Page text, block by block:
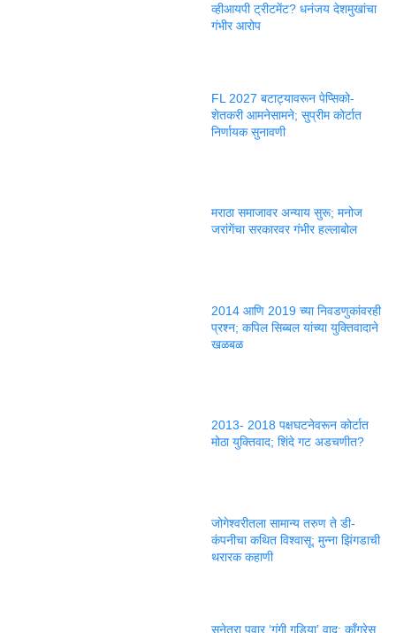
व्हीआयपी ट्रीटमेंट? धनंजय देशमुखांचा
गंभीर आरोप
FL 2027 बटाट्यावरून पेप्सिको-
शेतकरी आमनेसामने; सुप्रीम कोर्टात
निर्णायक सुनावणी
मराठा समाजावर अन्याय सुरू; मनोज
जरांगेंचा सरकारवर गंभीर हल्लाबोल
2014 आणि 2019 च्या निवडणुकांवरही
प्रश्न; कपिल सिब्बल यांच्या युक्तिवादाने
खळबळ
2013- 2018 पक्षघटनेवरून कोर्टात
मोठा युक्तिवाद; शिंदे गट अडचणीत?
जोगेश्वरीतला सामान्य तरुण ते डी-
कंपनीचा कथित विश्वासू; मुन्ना झिंगडाची
थरारक कहाणी
सुनेत्रा पवार ‘गुंगी गुडिया’ वाद; काँग्रेस